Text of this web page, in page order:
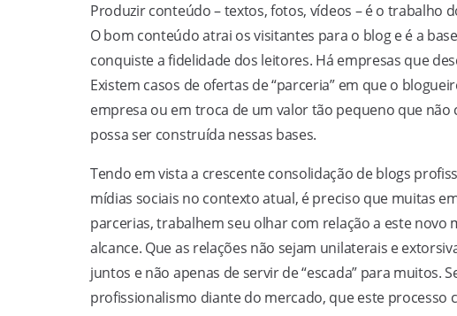
Produzir conteúdo – textos, fotos, vídeos – é o trabalho
O bom conteúdo atrai os visitantes para o blog e é a
conquiste a fidelidade dos leitores. Há empresas que
Existem casos de ofertas de “parceria” em que o
empresa ou em troca de um valor tão pequeno que
possa ser construída nessas bases.
Tendo em vista a crescente consolidação de blogs
mídias sociais no contexto atual, é preciso que muitas
parcerias, trabalhem seu olhar com relação a este
alcance. Que as relações não sejam unilaterais e
juntos e não apenas de servir de “escada” para muitos.
profissionalismo diante do mercado, que este